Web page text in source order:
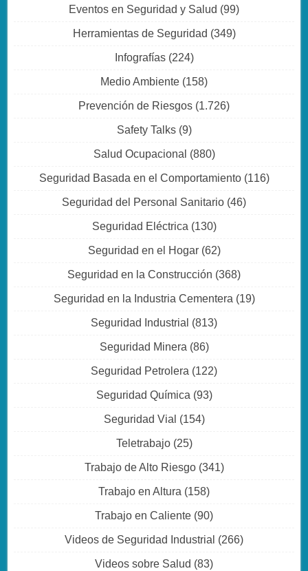
Eventos en Seguridad y Salud (99)
Herramientas de Seguridad (349)
Infografías(224)
Medio Ambiente (158)
Prevención de Riesgos (1.726)
Safety Talks(9)
Salud Ocupacional (880)
Seguridad Basada en el Comportamiento(116)
Seguridad del Personal Sanitario (46)
Seguridad Eléctrica (130)
Seguridad en el Hogar(62)
Seguridad en la Construcción (368)
Seguridad en la Industria Cementera (19)
Seguridad Industrial (813)
Seguridad Minera (86)
Seguridad Petrolera (122)
Seguridad Química (93)
Seguridad Vial (154)
Teletrabajo(25)
Trabajo de Alto Riesgo(341)
Trabajo en Altura (158)
Trabajo en Caliente (90)
Videos de Seguridad Industrial (266)
Videos sobre Salud (83)